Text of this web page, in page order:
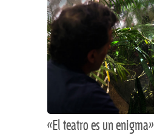
«El teatro es un enigma»